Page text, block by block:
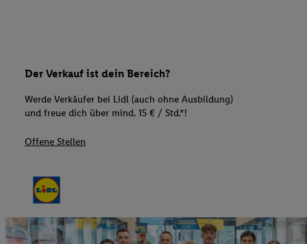
Der Verkauf ist dein Bereich?
Werde Verkäufer bei Lidl (auch ohne Ausbildung)
und freue dich über mind. 15 € / Std.*!
Offene Stellen